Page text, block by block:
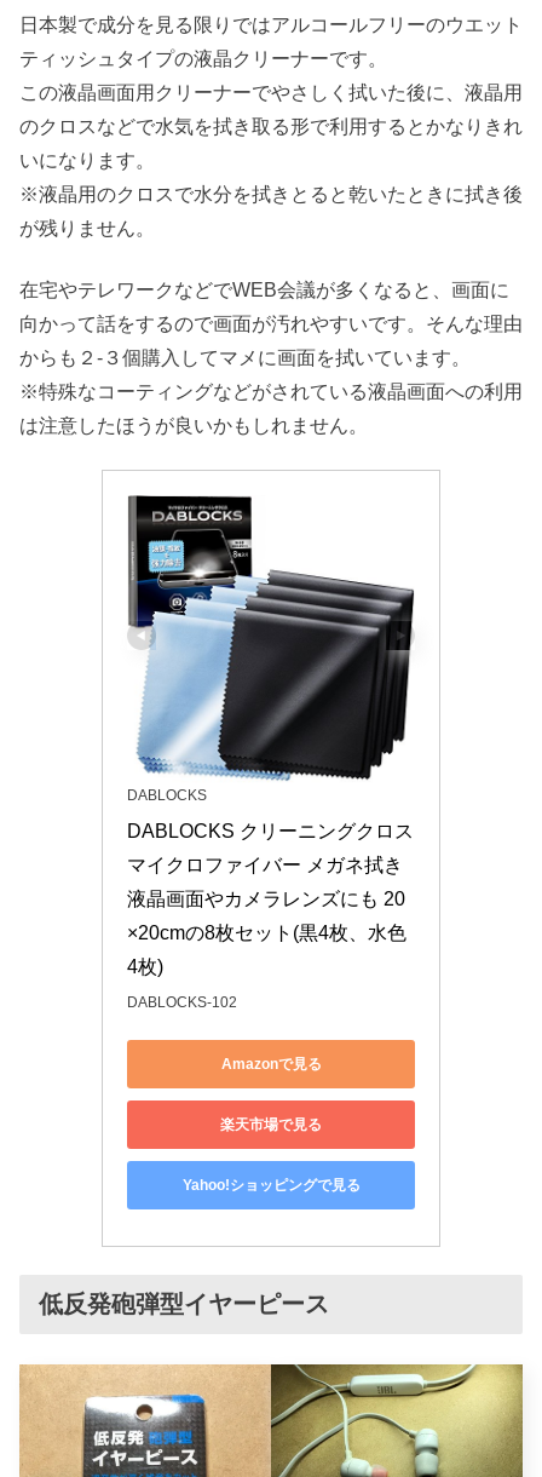
日本製で成分を見る限りではアルコールフリーのウエット
ティッシュタイプの液晶クリーナーです。
この液晶画面用クリーナーでやさしく拭いた後に、液晶用
のクロスなどで水気を拭き取る形で利用するとかなりきれ
いになります。
※液晶用のクロスで水分を拭きとると乾いたときに拭き後
が残りません。
在宅やテレワークなどでWEB会議が多くなると、画面に
向かって話をするので画面が汚れやすいです。そんな理由
からも２‐３個購入してマメに画面を拭いています。
※特殊なコーティングなどがされている液晶画面への利用
は注意したほうが良いかもしれません。
DABLOCKS
DABLOCKS クリーニングクロス
マイクロファイバー メガネ拭き
液晶画面やカメラレンズにも 20
×20cmの8枚セット(黒4枚、水色
4枚)
DABLOCKS-102
Amazonで見る
楽天市場で見る
Yahoo!ショッピングで見る
低反発砲弾型イヤーピース